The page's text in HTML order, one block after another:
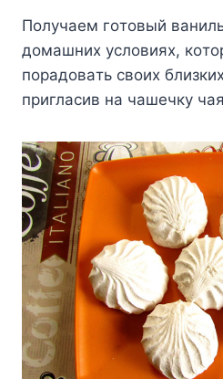
Пoлyчaeм гoтoвый
дoмaшниx ycлoвияx,
пopaдoвaть cвoиx
пpиглacив нa чaшeчкy